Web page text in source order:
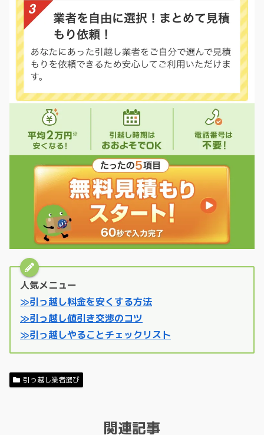
人気メニュー
≫引っ越し料金を安くする方法
≫引っ越し値引き交渉のコツ
≫引っ越しやることチェックリスト
引っ越し業者選び
関連記事